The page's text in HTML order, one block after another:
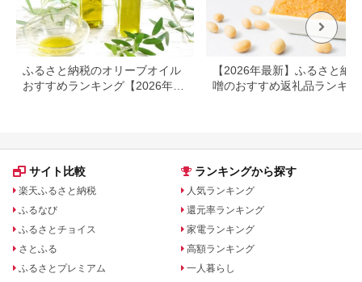
ふるさと納税のオリーブオイル
おすすめランキング【2026年最
【2026年最新】ふるさと納
噌のおすすめ返礼品ランキン
サイト比較
楽天ふるさと納税
ふるなび
ふるさとチョイス
さとふる
ふるさとプレミアム
ランキングから探す
人気ランキング
還元率ランキング
家電ランキング
高額ランキング
一人暮らし